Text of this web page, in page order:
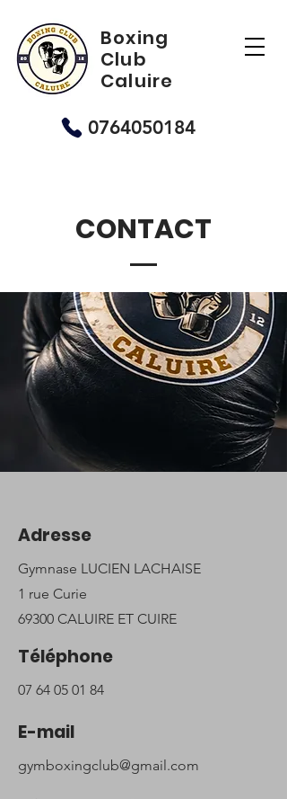
Boxing
Club
Caluire
0764050184
CONTACT
Adresse
Gymnase LUCIEN LACHAISE
1 rue Curie
69300 CALUIRE ET CUIRE
Téléphone
07 64 05 01 84
E-mail
gymboxingclub@gmail.com